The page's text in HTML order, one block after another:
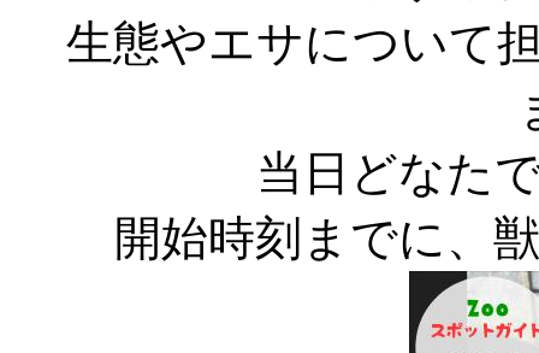
生態やエサについて
当日どなた
開始時刻までに、